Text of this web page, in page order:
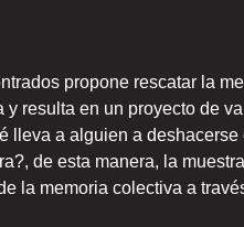
propone rescatar la
y resulta en un proyecto de
lleva a alguien a
de esta manera, la
la memoria colectiva a